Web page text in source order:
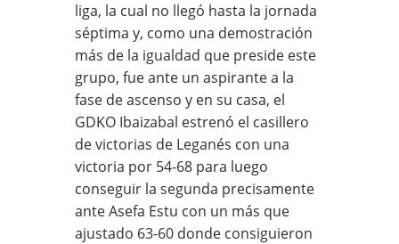
liga, la cual no llegó hasta la jornada
séptima y, como una demostración
más de la igualdad que preside este
grupo, fue ante un aspirante a la
fase de ascenso y en su casa, el
GDKO Ibaizabal estrenó el casillero
de victorias de Leganés con una
victoria por 54-68 para luego
conseguir la segunda precisamente
ante Asefa Estu con un más que
ajustado 63-60 donde consiguieron